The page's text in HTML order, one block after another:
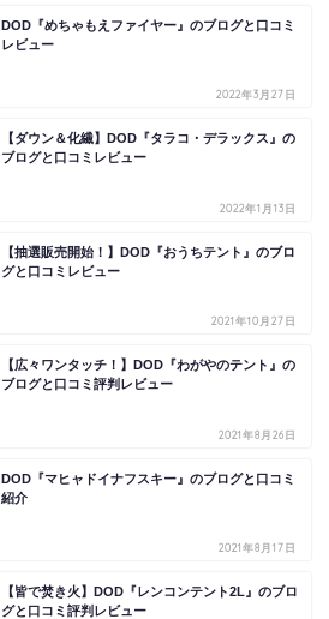
DOD『めちゃもえファイヤー』のブログと口コミ
レビュー
2022年3月27日
【ダウン＆化繊】DOD『タラコ・デラックス』の
ブログと口コミレビュー
2022年1月13日
【抽選販売開始！】DOD『おうちテント』のブロ
グと口コミレビュー
2021年10月27日
【広々ワンタッチ！】DOD『わがやのテント』の
ブログと口コミ評判レビュー
2021年8月26日
DOD『マヒャドイナフスキー』のブログと口コミ
紹介
2021年8月17日
【皆で焚き火】DOD『レンコンテント2L』のブロ
グと口コミ評判レビュー